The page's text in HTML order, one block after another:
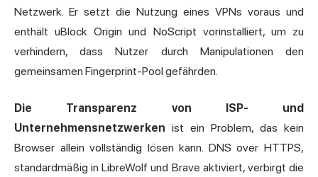
Netzwerk. Er setzt die Nutzung eines VPNs voraus und
enthält uBlock Origin und NoScript vorinstalliert, um zu
verhindern, dass Nutzer durch Manipulationen den
gemeinsamen Fingerprint-Pool gefährden.
Die Transparenz von ISP- und
Unternehmensnetzwerken ist ein Problem, das kein
Browser allein vollständig lösen kann. DNS over HTTPS,
standardmäßig in LibreWolf und Brave aktiviert, verbirgt die